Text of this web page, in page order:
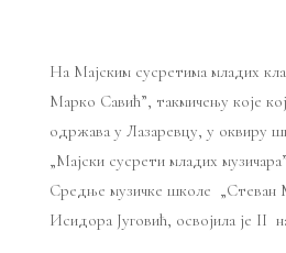
На Мајским сусретима младих
Марко Савић”, такмичењу које
одржава у Лазаревцу, у оквиру
„Мајски сусрети младих
Средње музичке школе „Стеван
Исидора Југовић, освојила је II